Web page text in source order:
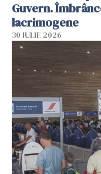
Guvern.
lacrimogene
30 IULIE 2026